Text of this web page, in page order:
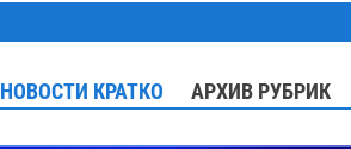
НОВОСТИ КРАТКО АРХИВ РУБРИК